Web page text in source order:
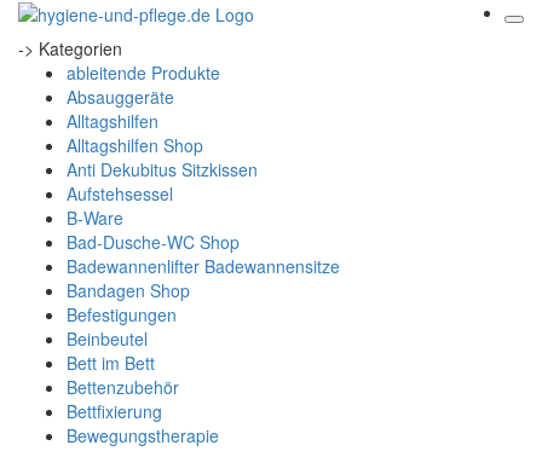
-> Kategorien
ableitende Produkte
Absauggeräte
Alltagshilfen
Alltagshilfen Shop
Anti Dekubitus Sitzkissen
Aufstehsessel
B-Ware
Bad-Dusche-WC Shop
Badewannenlifter Badewannensitze
Bandagen Shop
Befestigungen
Beinbeutel
Bett im Bett
Bettenzubehör
Bettfixierung
Bewegungstherapie